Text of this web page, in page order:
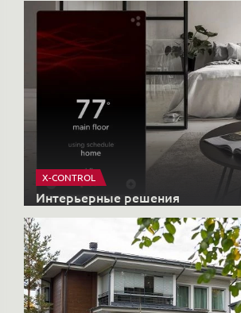
X-CONTROL
Интерьерные решения